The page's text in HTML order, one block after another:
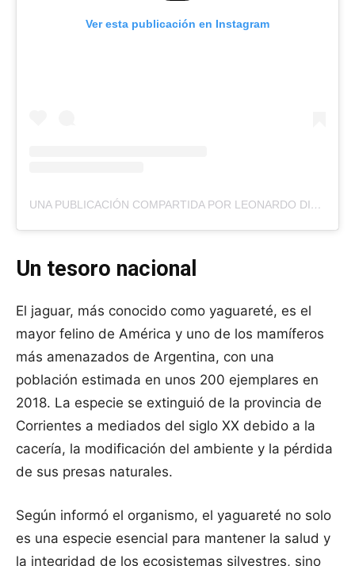
Ver esta publicación en Instagram
UNA PUBLICACIÓN COMPARTIDA POR LEONARDO DICAPRIO (@LEONARDODICAPRIO)
Un tesoro nacional
El jaguar, más conocido como yaguareté, es el
mayor felino de América y uno de los mamíferos
más amenazados de Argentina, con una
población estimada en unos 200 ejemplares en
2018. La especie se extinguió de la provincia de
Corrientes a mediados del siglo XX debido a la
cacería, la modificación del ambiente y la pérdida
de sus presas naturales.
Según informó el organismo, el yaguareté no solo
es una especie esencial para mantener la salud y
la integridad de los ecosistemas silvestres, sino